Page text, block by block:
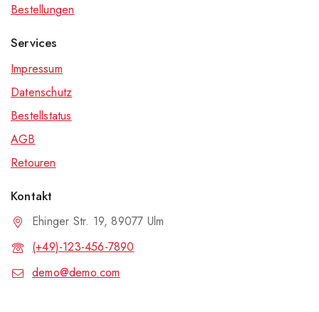
Bestellungen
Services
Impressum
Datenschutz
Bestellstatus
AGB
Retouren
Kontakt
Ehinger Str. 19, 89077 Ulm
(+49)-123-456-7890
demo@demo.com